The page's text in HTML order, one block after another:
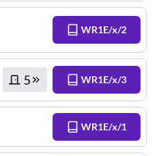
WR1E/x/2
5 WR1E/x/3
WR1E/x/1